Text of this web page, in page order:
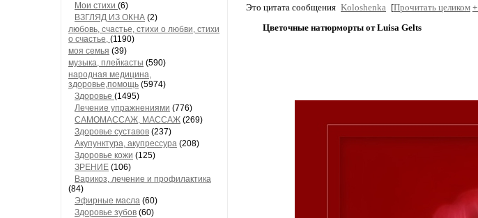
Мои стихи (6)
ВЗГЛЯД ИЗ ОКНА (2)
любовь, счастье, стихи о любви, стихи
о счастье, (1190)
моя семья (39)
музыка, плейкасты (590)
народная медицина,
здоровье,помощь (5974)
Здоровье (1495)
Лечение упражнениями (776)
САМОМАССАЖ, МАССАЖ (269)
Здоровье суставов (237)
Акупунктура, акупрессура (208)
Здоровье кожи (125)
ЗРЕНИЕ (106)
Варикоз, лечение и профилактика
(84)
Эфирные масла (60)
Здоровье зубов (60)
Это цитата сообщения Koloshenka [Прочитать целиком +
Цветочные натюрморты от Luisa Gelts